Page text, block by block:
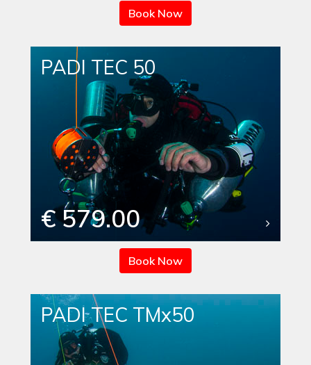
Book Now
PADI TEC 50
€ 579.00
Book Now
PADI TEC TMx50